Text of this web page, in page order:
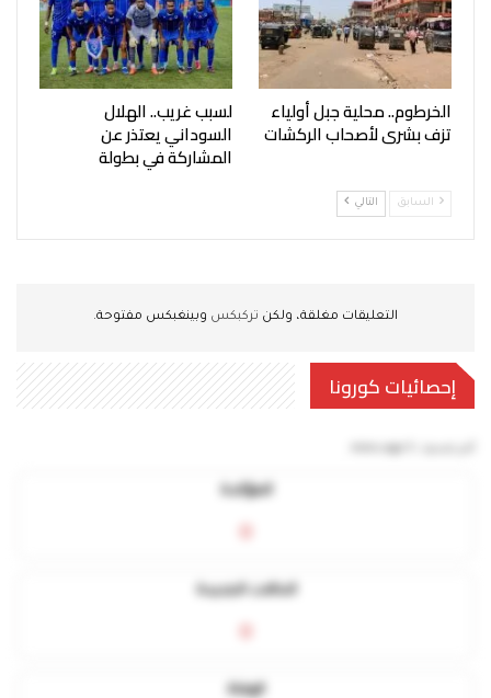
الخرطوم.. محلية جبل أولياء
تزف بشرى لأصحاب الركشات
لسبب غريب.. الهلال
السوداني يعتذر عن
المشاركة في بطولة
السابق التالي
التعليقات مغلقة، ولكن تركبكس وبينغبكس مفتوحة.
إحصائيات كورونا